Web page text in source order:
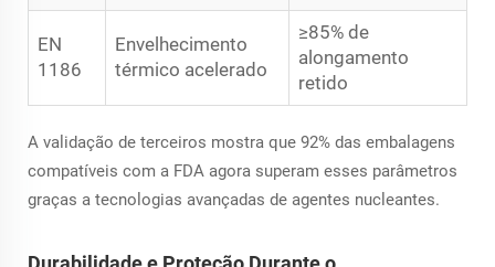
EN
1186
Envelhecimento
térmico acelerado
≥85% de
alongamento
retido
A validação de terceiros mostra que 92% das embalagens
compatíveis com a FDA agora superam esses parâmetros
graças a tecnologias avançadas de agentes nucleantes.